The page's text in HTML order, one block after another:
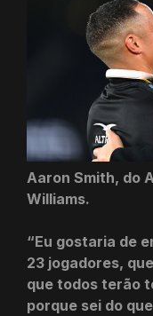
Aaron Smith, do
Williams.
“Eu gostaria de
23 jogadores,
que todos terão
porque sei do